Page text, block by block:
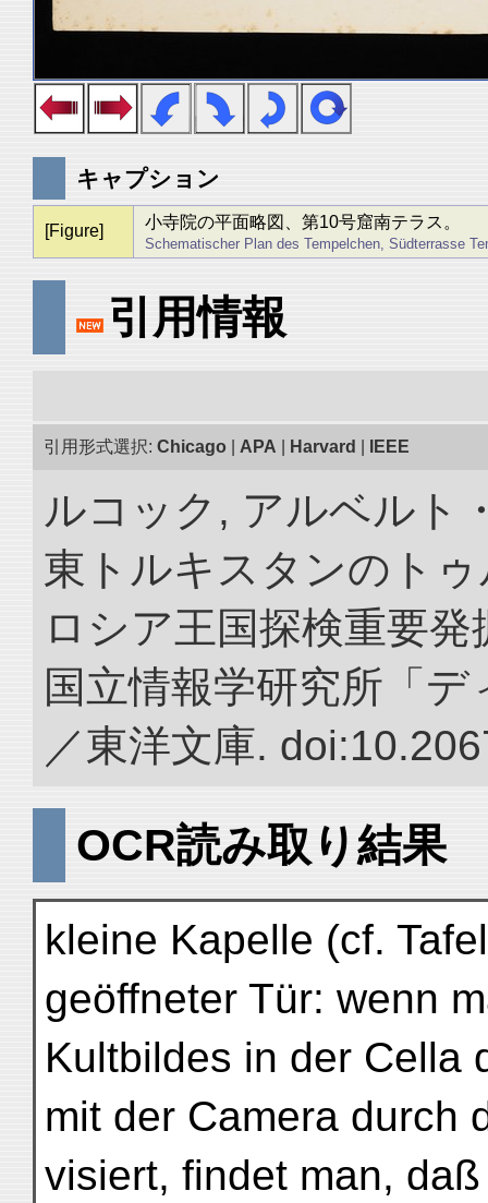
キャプション
[Figure] 小寺院の平面略図、第10号窟南テラス。
Schematischer Plan des Tempelchen, Südterrasse
引用情報
引用形式選択: Chicago APA Harvard IEEE
ルコック, アルベルト
東トルキスタンのト
ロシア王国探検重要
国立情報学研究所「
／東洋文庫.
OCR読み取り結果
kleine Kapelle (cf.
geöffneter Tür: wenn
Kultbildes in der Cella
mit der Camera durch
visiert, findet man,